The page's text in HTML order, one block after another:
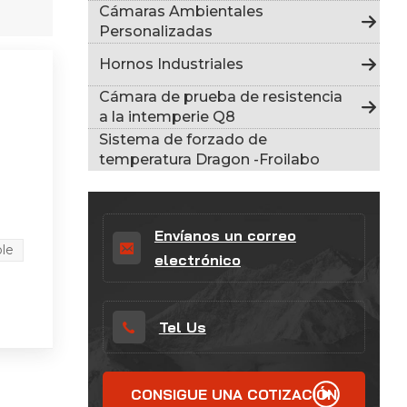
Indonesia
ภาษาไทย
日本語
Tiếng Việt
中文
Cámaras Ambientales
Personalizadas
Hornos Industriales
Cámara de prueba de resistencia
a la intemperie Q8
Sistema de forzado de
temperatura Dragon -Froilabo
Envíanos un correo
electrónico
Tel Us
CONSIGUE UNA COTIZACIÓN